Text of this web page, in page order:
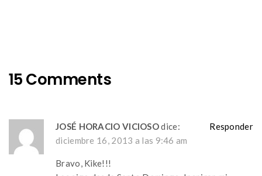
15 Comments
JOSÉ HORACIO VICIOSOdice:
diciembre 16, 2013 a las 9:46 am
Bravo, Kike!!!
Responder